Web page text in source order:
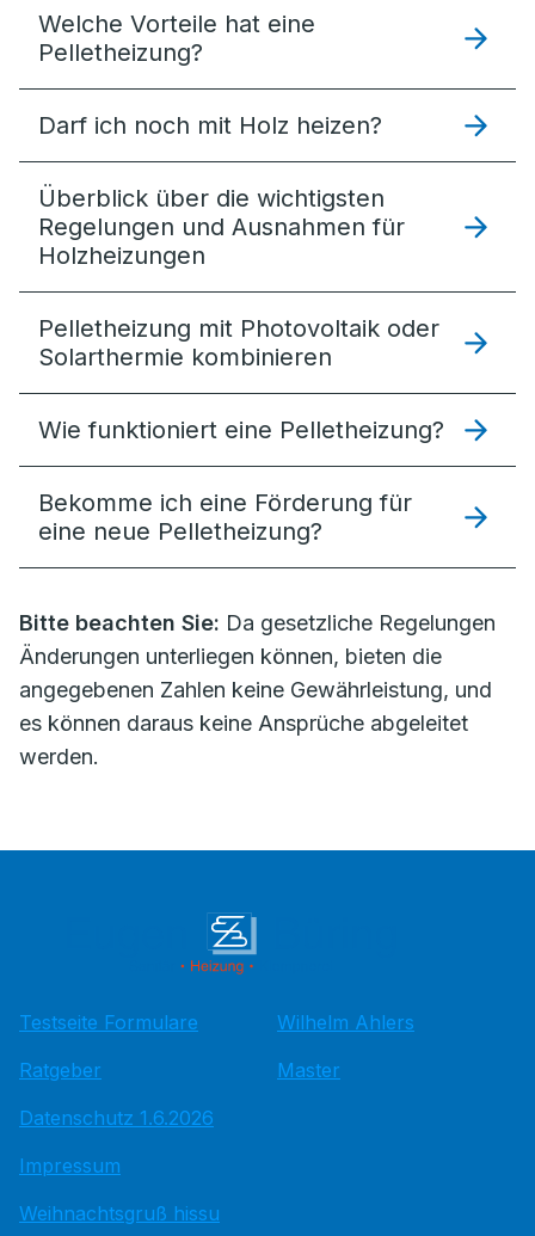
Welche Vorteile hat eine
Pelletheizung?
Darf ich noch mit Holz heizen?
Überblick über die wichtigsten
Regelungen und Ausnahmen für
Holzheizungen
Pelletheizung mit Photovoltaik oder
Solarthermie kombinieren
Wie funktioniert eine Pelletheizung?
Bekomme ich eine Förderung für
eine neue Pelletheizung?
Bitte beachten Sie: Da gesetzliche Regelungen
Änderungen unterliegen können, bieten die
angegebenen Zahlen keine Gewährleistung, und
es können daraus keine Ansprüche abgeleitet
werden.
Testseite Formulare
Ratgeber
Datenschutz 1.6.2026
Impressum
Weihnachtsgruß hissu
Wilhelm Ahlers
Master